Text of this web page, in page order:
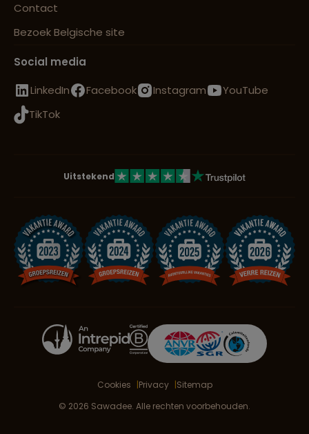
Contact
Bezoek Belgische site
Social media
LinkedIn
Facebook Instagram
YouTube
TikTok
Uitstekend
Cookies Privacy
Sitemap
© 2026 Sawadee. Alle rechten voorbehouden.